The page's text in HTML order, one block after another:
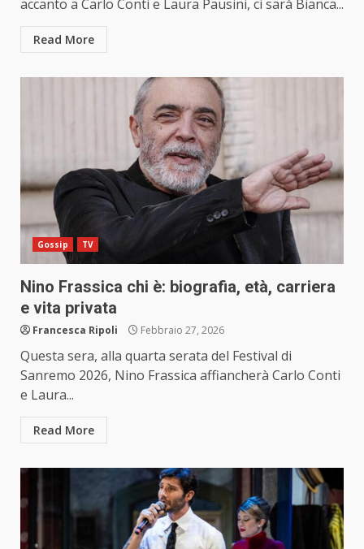
accanto a Carlo Conti e Laura Pausini, ci sarà Bianca...
Read More
Gossip TV
Nino Frassica chi è: biografia, età, carriera
e vita privata
Francesca Ripoli Febbraio 27, 2026
Questa sera, alla quarta serata del Festival di
Sanremo 2026, Nino Frassica affiancherà Carlo Conti
e Laura...
Read More